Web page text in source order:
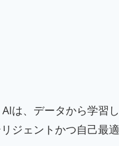
は、データから学習し
ジェントかつ自己最適